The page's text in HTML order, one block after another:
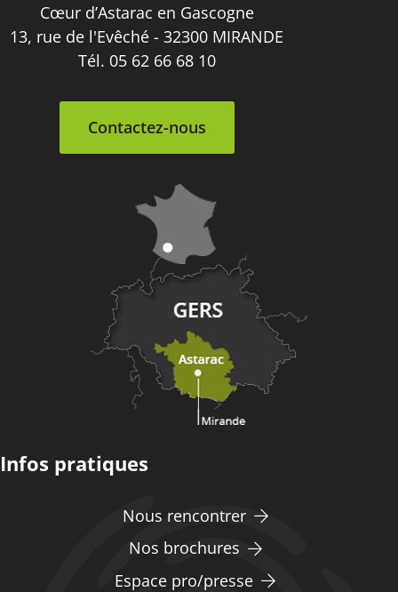
Cœur d’Astarac en Gascogne
13, rue de l'Evêché - 32300 MIRANDE
Tél. 05 62 66 68 10
Contactez-nous
Infos pratiques
Nous rencontrer
Nos brochures
Espace pro/presse